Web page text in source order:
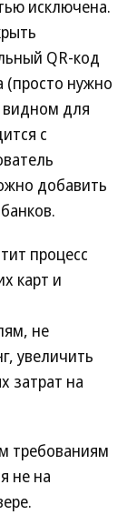
исключена.
QR-код
(просто нужно
видном для
с
добавить
процесс
карт и
не
увеличить
затрат на
требованиям
не на